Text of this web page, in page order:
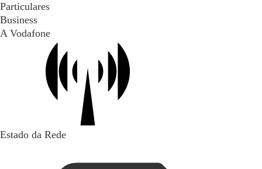
Particulares
Business
A Vodafone
Estado da Rede